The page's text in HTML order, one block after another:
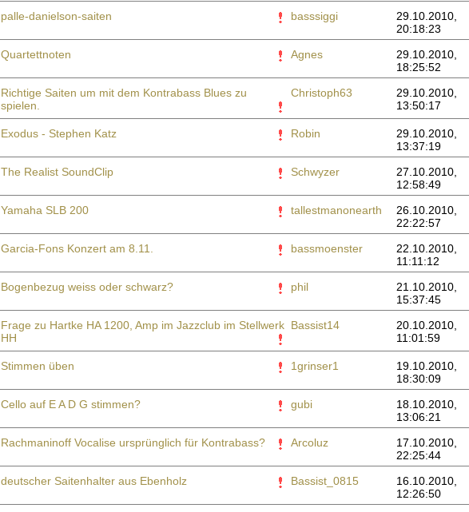
palle-danielson-saiten basssiggi
29.10.2010,
20:18:23
Quartettnoten Agnes
29.10.2010,
18:25:52
Richtige Saiten um mit dem Kontrabass Blues zu
spielen.
Christoph63
29.10.2010,
13:50:17
Exodus - Stephen Katz Robin
29.10.2010,
13:37:19
The Realist SoundClip Schwyzer
27.10.2010,
12:58:49
Yamaha SLB 200 tallestmanonearth
26.10.2010,
22:22:57
Garcia-Fons Konzert am 8.11. bassmoenster
22.10.2010,
11:11:12
Bogenbezug weiss oder schwarz? phil
21.10.2010,
15:37:45
Frage zu Hartke HA 1200, Amp im Jazzclub im Stellwerk
HH
Bassist14
20.10.2010,
11:01:59
Stimmen üben 1grinser1
19.10.2010,
18:30:09
Cello auf E A D G stimmen? gubi
18.10.2010,
13:06:21
Rachmaninoff Vocalise ursprünglich für Kontrabass? Arcoluz
17.10.2010,
22:25:44
deutscher Saitenhalter aus Ebenholz Bassist_0815
16.10.2010,
12:26:50